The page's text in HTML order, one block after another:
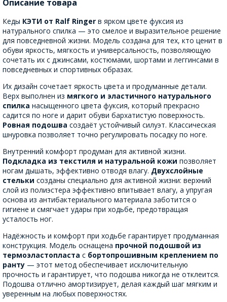
Описание товара
Кеды КЭТИ от Ralf Ringer в ярком цвете фуксия из
натурального спилка — это смелое и выразительное решение
для повседневной жизни. Модель создана для тех, кто ценит в
обуви яркость, мягкость и универсальность, позволяющую
сочетать их с джинсами, костюмами, шортами и леггинсами в
повседневных и спортивных образах.
Их дизайн сочетает яркость цвета и продуманные детали.
Верх выполнен из мягкого и эластичного натурального
спилка насыщенного цвета фуксия, который прекрасно
садится по ноге и дарит обуви бархатистую поверхность.
Ровная подошва создаёт устойчивый силуэт. Классическая
шнуровка позволяет точно регулировать посадку по ноге.
Внутренний комфорт продуман для активной жизни.
Подкладка из текстиля и натуральной кожи позволяет
ногам дышать, эффективно отводя влагу. Двухслойные
стельки созданы специально для активной жизни: верхний
слой из полиэстера эффективно впитывает влагу, а упругая
основа из антибактериального материала заботится о
гигиене и смягчает удары при ходьбе, предотвращая
усталость ног.
Надёжность и комфорт при ходьбе гарантирует продуманная
конструкция. Модель оснащена прочной подошвой из
термоэластопласта с бортопрошивным креплением по
ранту — этот метод обеспечивает исключительную
прочность и гарантирует, что подошва никогда не отклеится.
Подошва отлично амортизирует, делая каждый шаг мягким и
уверенным на любых поверхностях.